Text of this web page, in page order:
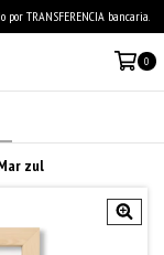
por TRANSFERENCIA bancaria.
0
zul